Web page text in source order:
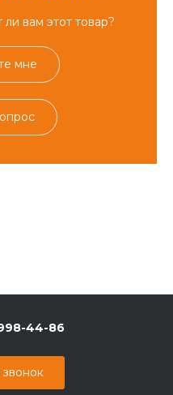
вам этот товар?
мне
44-86